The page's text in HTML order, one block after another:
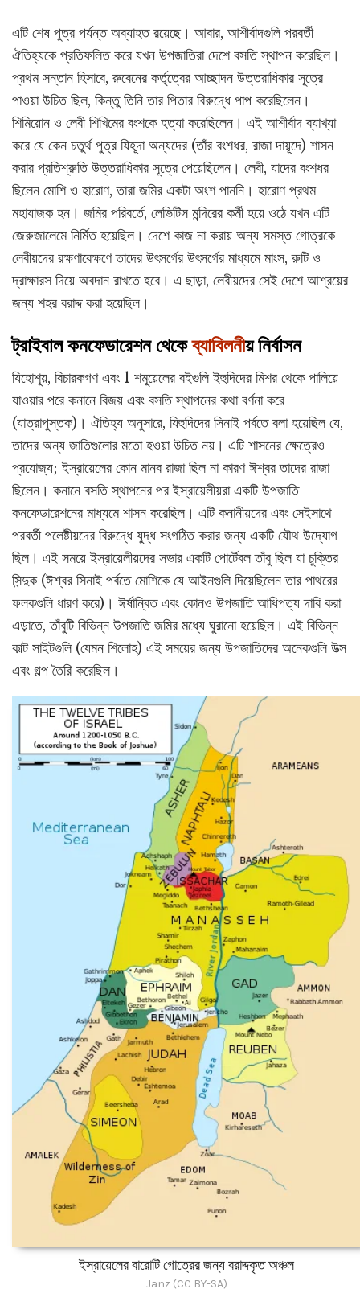
এটি শেষ পুত্র পর্যন্ত অব্যাহত রয়েছে। আবার, আশীর্বাদগুলি পরবর্তী
ঐতিহ্যকে প্রতিফলিত করে যখন উপজাতিরা দেশে বসতি স্থাপন করেছিল।
প্রথম সন্তান হিসাবে, রুবেনের কর্তৃত্বের আচ্ছাদন উত্তরাধিকার সূত্রে
পাওয়া উচিত ছিল, কিন্তু তিনি তার পিতার বিরুদ্ধে পাপ করেছিলেন।
শিমিয়োন ও লেবী শিখিমের বংশকে হত্যা করেছিলেন। এই আশীর্বাদ ব্যাখ্যা
করে যে কেন চতুর্থ পুত্র যিহূদা অন্যদের (তাঁর বংশধর, রাজা দায়ূদে) শাসন
করার প্রতিশ্রুতি উত্তরাধিকার সূত্রে পেয়েছিলেন। লেবী, যাদের বংশধর
ছিলেন মোশি ও হারোণ, তারা জমির একটা অংশ পাননি। হারোণ প্রথম
মহাযাজক হন। জমির পরিবর্তে, লেভিটিস মন্দিরের কর্মী হয়ে ওঠে যখন এটি
জেরুজালেমে নির্মিত হয়েছিল। দেশে কাজ না করায় অন্য সমস্ত গোত্রকে
লেবীয়দের রক্ষণাবেক্ষণে তাদের উৎসর্গের উৎসর্গের মাধ্যমে মাংস, রুটি ও
দ্রাক্ষারস দিয়ে অবদান রাখতে হবে। এ ছাড়া, লেবীয়দের সেই দেশে আশ্রয়ের
জন্য শহর বরাদ্দ করা হয়েছিল।
ট্রাইবাল কনফেডারেশন থেকেব্যাবিলনীয় নির্বাসন
যিহোশূয়, বিচারকগণ এবং 1 শমূয়েলের বইগুলি ইহুদিদের মিশর থেকে পালিয়ে
যাওয়ার পরে কনানে বিজয় এবং বসতি স্থাপনের কথা বর্ণনা করে
(যাত্রাপুস্তক)। ঐতিহ্য অনুসারে, যিহুদিদের সিনাই পর্বতে বলা হয়েছিল যে,
তাদের অন্য জাতিগুলোর মতো হওয়া উচিত নয়। এটি শাসনের ক্ষেত্রেও
প্রযোজ্য; ইস্রায়েলের কোন মানব রাজা ছিল না কারণ ঈশ্বর তাদের রাজা
ছিলেন। কনানে বসতি স্থাপনের পর ইস্রায়েলীয়রা একটি উপজাতি
কনফেডারেশনের মাধ্যমে শাসন করেছিল। এটি কনানীয়দের এবং সেইসাথে
পরবর্তী পলেষ্টীয়দের বিরুদ্ধে যুদ্ধ সংগঠিত করার জন্য একটি যৌথ উদ্যোগ
ছিল। এই সময়ে ইস্রায়েলীয়দের সভার একটি পোর্টেবল তাঁবু ছিল যা চুক্তির
সিন্দুক (ঈশ্বর সিনাই পর্বতে মোশিকে যে আইনগুলি দিয়েছিলেন তার পাথরের
ফলকগুলি ধারণ করে)। ঈর্ষান্বিত এবং কোনও উপজাতি আধিপত্য দাবি করা
এড়াতে, তাঁবুটি বিভিন্ন উপজাতি জমির মধ্যে ঘুরানো হয়েছিল। এই বিভিন্ন
কাল্ট সাইটগুলি (যেমন শিলোহ) এই সময়ের জন্য উপজাতিদের অনেকগুলি উত্স
এবং গল্প তৈরি করেছিল।
ইস্রায়েলের বারোটি গোত্রের জন্য বরাদ্দকৃত অঞ্চল
Janz (CC BY-SA)